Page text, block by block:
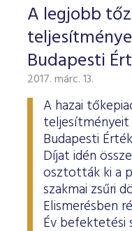
A legjobb
Budapesti
2017. márc. 13.
A hazai
Budapesti
Díjat idén
osztották ki a
szakmai zsűri
Elismerésben
Év befektetési